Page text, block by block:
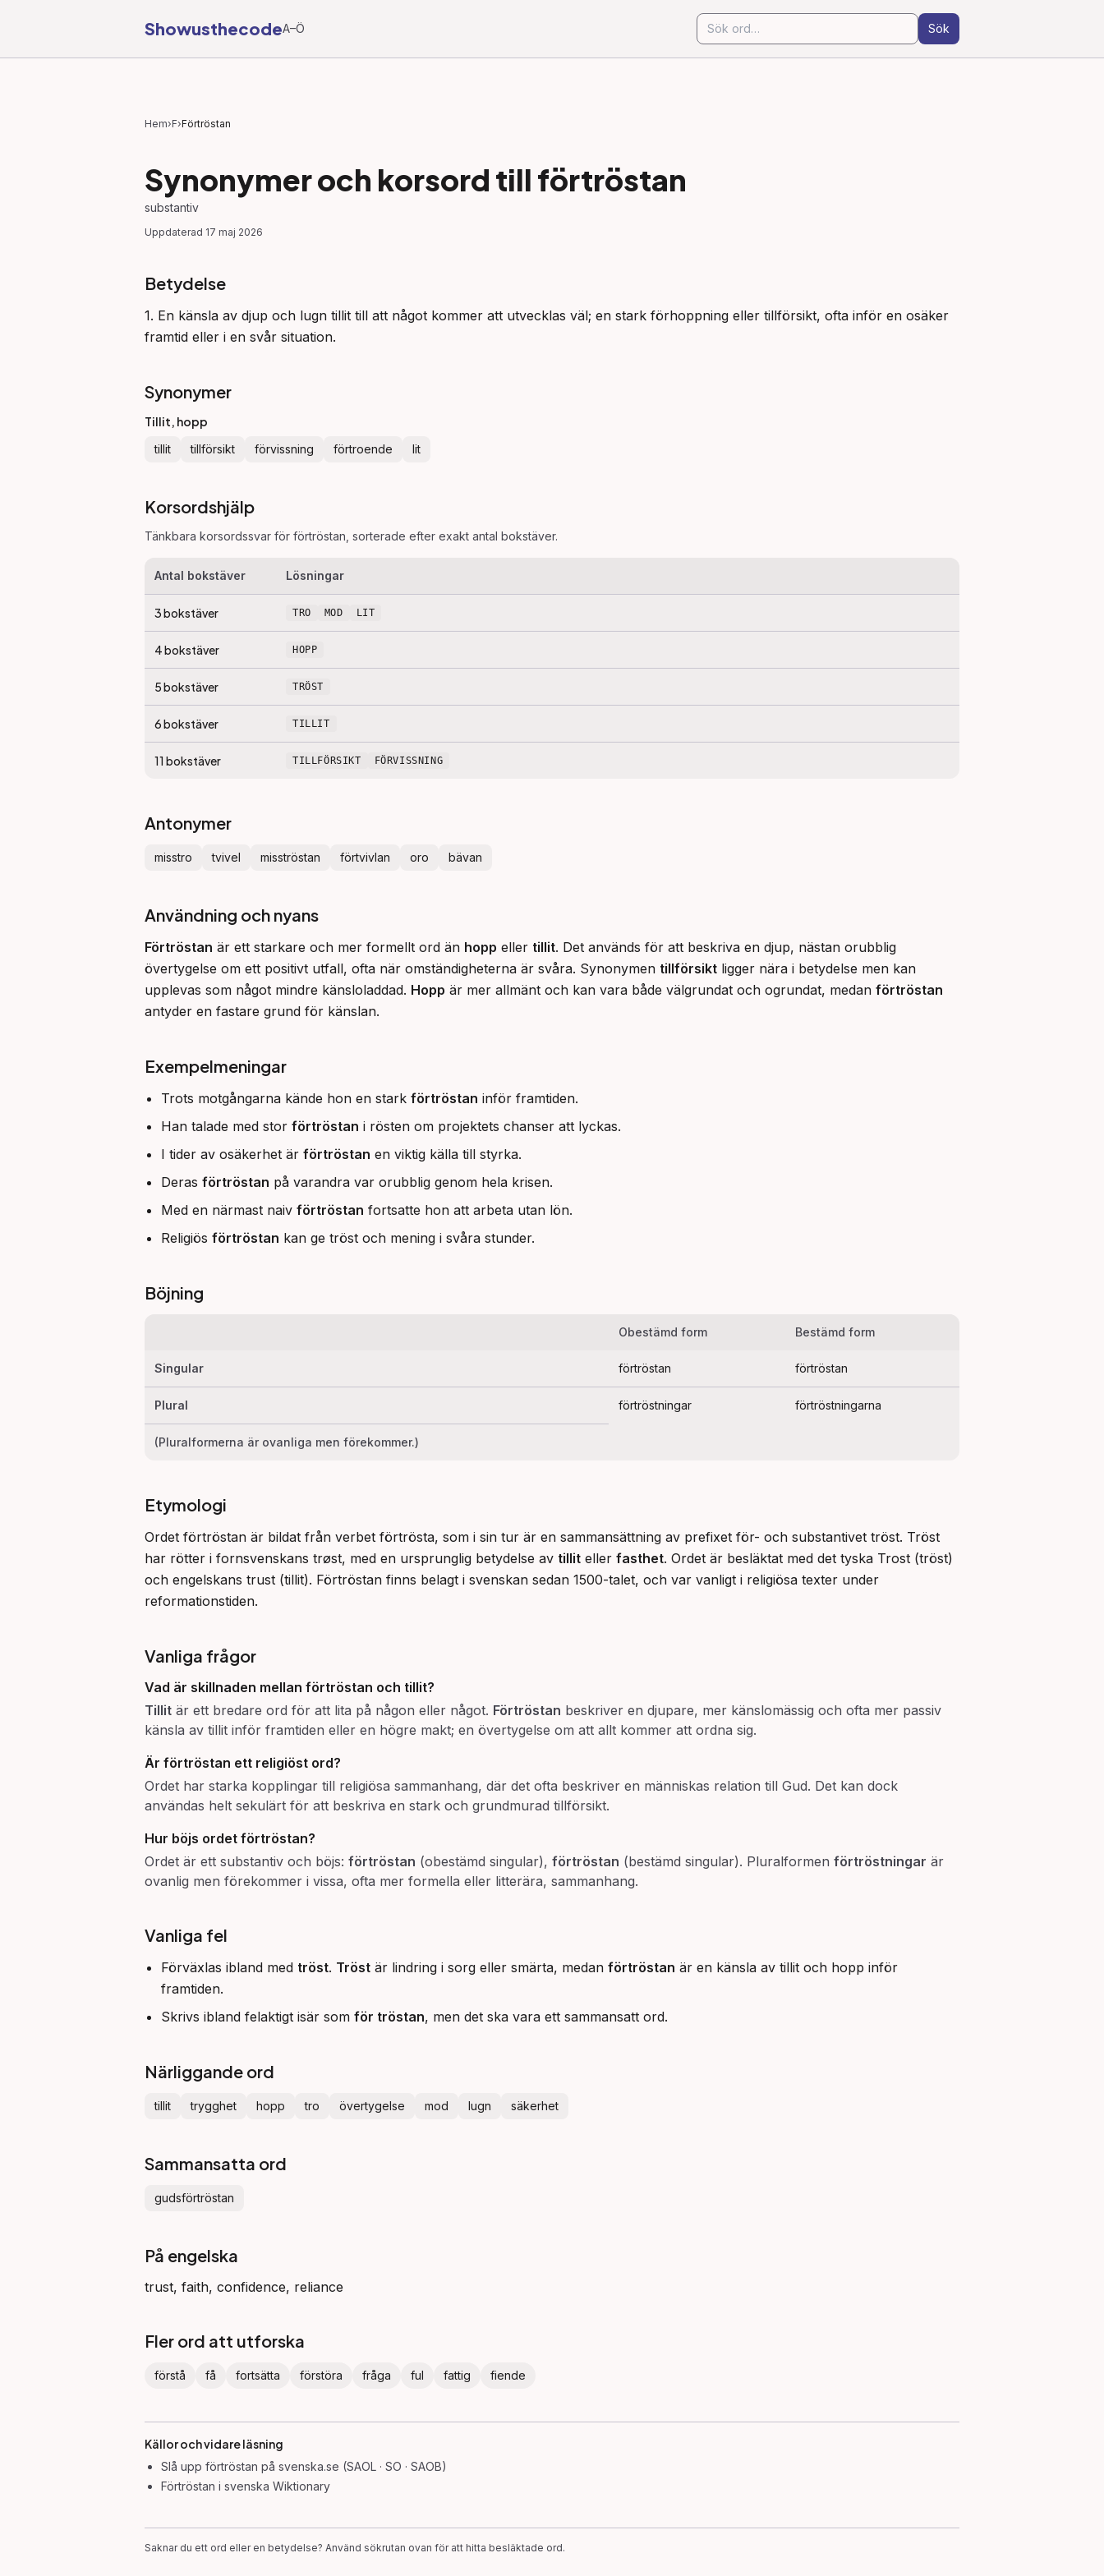
ShowusthecodeA–Ö Sök
Hem›F›Förtröstan
Synonymer och korsord till förtröstan
substantiv
Uppdaterad 17 maj 2026
Betydelse
1. En känsla av djup och lugn tillit till att något kommer att utvecklas väl; en stark förhoppning eller tillförsikt, ofta inför en osäker
framtid eller i en svår situation.
Synonymer
Tillit, hopp
tillit tillförsikt förvissning förtroende lit
Korsordshjälp
Tänkbara korsordssvar för förtröstan , sorterade efter exakt antal bokstäver.
Antal bokstäver Lösningar
3bokstäver TRO MOD LIT
4bokstäver HOPP
5bokstäver TRÖST
6bokstäver TILLIT
11 bokstäver TILLFÖRSIKT FÖRVISSNING
Antonymer
misstro tvivel misströstan förtvivlan oro bävan
Användning och nyans
Förtröstan är ett starkare och mer formellt ord än hopp eller tillit. Det används för att beskriva en djup, nästan orubblig
övertygelse om ett positivt utfall, ofta när omständigheterna är svåra. Synonymen tillförsikt ligger nära i betydelse men kan
upplevas som något mindre känsloladdad. Hopp är mer allmänt och kan vara både välgrundat och ogrundat, medan förtröstan
antyder en fastare grund för känslan.
Exempelmeningar
Trots motgångarna kände hon en stark förtröstan inför framtiden.
Han talade med stor förtröstan i rösten om projektets chanser att lyckas.
I tider av osäkerhet är förtröstan en viktig källa till styrka.
Deras förtröstan på varandra var orubblig genom hela krisen.
Med en närmast naiv förtröstan fortsatte hon att arbeta utan lön.
Religiös förtröstan kan ge tröst och mening i svåra stunder.
Böjning
Obestämd form Bestämd form
Singular förtröstan förtröstan
Plural förtröstningar förtröstningarna
(Pluralformerna är ovanliga men förekommer.)
Etymologi
Ordet förtröstan är bildat från verbet förtrösta, som i sin tur är en sammansättning av prefixet för- och substantivet tröst. Tröst
har rötter i fornsvenskans trøst, med en ursprunglig betydelse av tillit eller fasthet. Ordet är besläktat med det tyska Trost (tröst)
och engelskans trust (tillit). Förtröstan finns belagt i svenskan sedan 1500-talet, och var vanligt i religiösa texter under
reformationstiden.
Vanliga frågor
Vad är skillnaden mellan förtröstan och tillit?
Tillit är ett bredare ord för att lita på någon eller något. Förtröstan beskriver en djupare, mer känslomässig och ofta mer passiv
känsla av tillit inför framtiden eller en högre makt; en övertygelse om att allt kommer att ordna sig.
Är förtröstan ett religiöst ord?
Ordet har starka kopplingar till religiösa sammanhang, där det ofta beskriver en människas relation till Gud. Det kan dock
användas helt sekulärt för att beskriva en stark och grundmurad tillförsikt.
Hur böjs ordet förtröstan?
Ordet är ett substantiv och böjs: förtröstan (obestämd singular), förtröstan (bestämd singular). Pluralformen förtröstningar är
ovanlig men förekommer i vissa, ofta mer formella eller litterära, sammanhang.
Vanliga fel
Förväxlas ibland med tröst. Tröst är lindring i sorg eller smärta, medan förtröstan är en känsla av tillit och hopp inför
framtiden.
Skrivs ibland felaktigt isär som för tröstan, men det ska vara ett sammansatt ord.
Närliggande ord
tillit trygghet hopp tro övertygelse mod lugn säkerhet
Sammansatta ord
gudsförtröstan
På engelska
trust, faith, confidence, reliance
Fler ord att utforska
förstå få fortsätta förstöra fråga ful fattig fiende
Källor och vidare läsning
Slå upp förtröstan på svenska.se (SAOL · SO · SAOB)
Förtröstan i svenska Wiktionary
Saknar du ett ord eller en betydelse? Använd sökrutan ovan för att hitta besläktade ord.